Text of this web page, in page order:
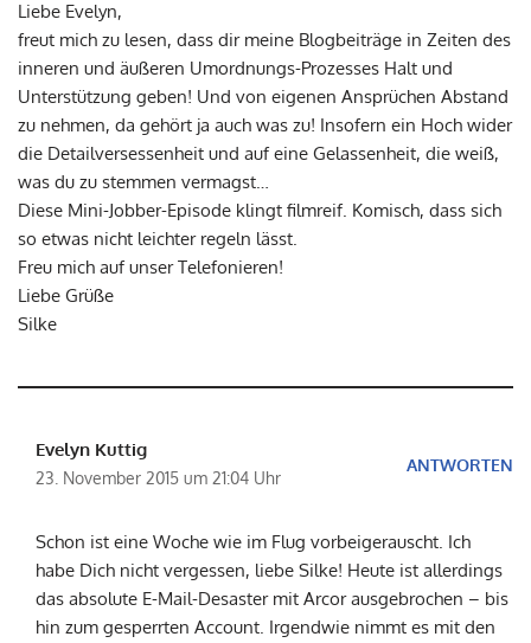
Liebe Evelyn,
freut mich zu lesen, dass dir meine Blogbeiträge in Zeiten des
inneren und äußeren Umordnungs-Prozesses Halt und
Unterstützung geben! Und von eigenen Ansprüchen Abstand
zu nehmen, da gehört ja auch was zu! Insofern ein Hoch wider
die Detailversessenheit und auf eine Gelassenheit, die weiß,
was du zu stemmen vermagst…
Diese Mini-Jobber-Episode klingt filmreif. Komisch, dass sich
so etwas nicht leichter regeln lässt.
Freu mich auf unser Telefonieren!
Liebe Grüße
Silke
Evelyn Kuttig
23. November 2015 um 21:04 Uhr
ANTWORTEN
Schon ist eine Woche wie im Flug vorbeigerauscht. Ich
habe Dich nicht vergessen, liebe Silke! Heute ist allerdings
das absolute E-Mail-Desaster mit Arcor ausgebrochen – bis
hin zum gesperrten Account. Irgendwie nimmt es mit den